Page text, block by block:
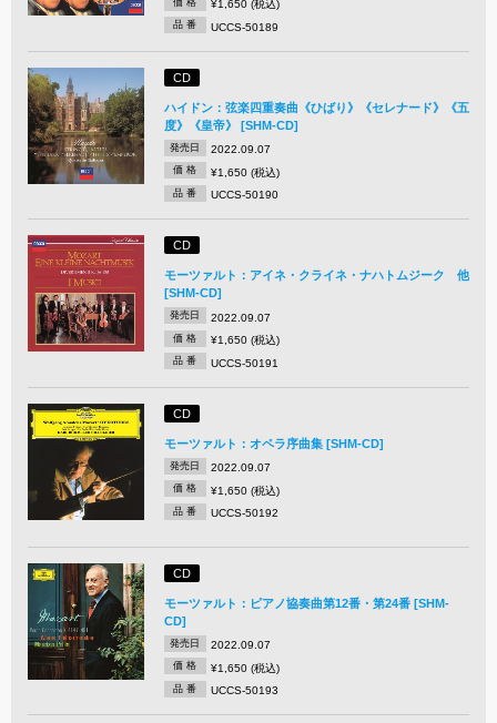
¥1,650 (税込)
品 番 UCCS-50189
CD
ハイドン：弦楽四重奏曲《ひばり》《セレナード》《五
度》《皇帝》 [SHM-CD]
発売日 2022.09.07
価 格 ¥1,650 (税込)
品 番 UCCS-50190
CD
モーツァルト：アイネ・クライネ・ナハトムジーク 他
[SHM-CD]
発売日 2022.09.07
価 格 ¥1,650 (税込)
品 番 UCCS-50191
CD
モーツァルト：オペラ序曲集 [SHM-CD]
発売日 2022.09.07
価 格 ¥1,650 (税込)
品 番 UCCS-50192
CD
モーツァルト：ピアノ協奏曲第12番・第24番 [SHM-
CD]
発売日 2022.09.07
価 格 ¥1,650 (税込)
品 番 UCCS-50193